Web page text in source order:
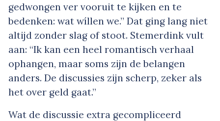
gedwongen ver vooruit te kijken en te
bedenken: wat wíllen we.” Dat ging lang niet
altijd zonder slag of stoot. Stemerdink vult
aan: “Ik kan een heel romantisch verhaal
ophangen, maar soms zijn de belangen
anders. De discussies zijn scherp, zeker als
het over geld gaat.”
Wat de discussie extra gecompliceerd